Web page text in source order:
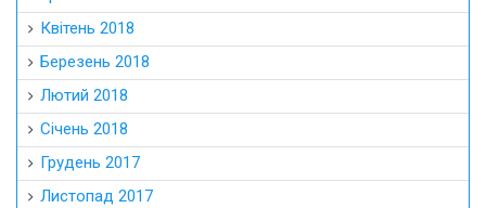
Квітень 2018
Березень 2018
Лютий 2018
Січень 2018
Грудень 2017
Листопад 2017